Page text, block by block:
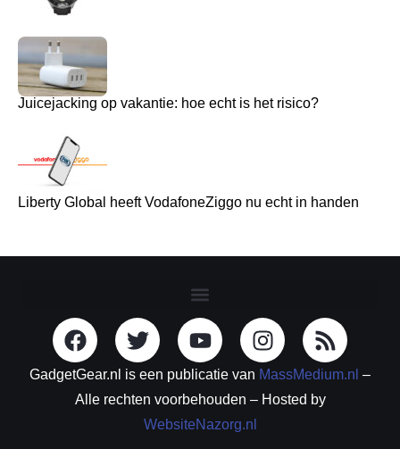
Juicejacking op vakantie: hoe echt is het risico?
Liberty Global heeft VodafoneZiggo nu echt in handen
GadgetGear.nl is een publicatie van MassMedium.nl –
Alle rechten voorbehouden – Hosted by
WebsiteNazorg.nl